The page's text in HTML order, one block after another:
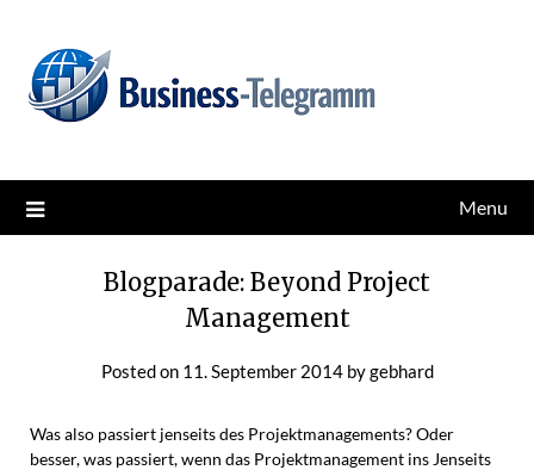
content
Business-Telegramm
Menu
Blogparade: Beyond Project
Management
Posted on 11. September 2014bygebhard
Was also passiert jenseits des Projektmanagements? Oder
besser, was passiert, wenn das Projektmanagement ins Jenseits